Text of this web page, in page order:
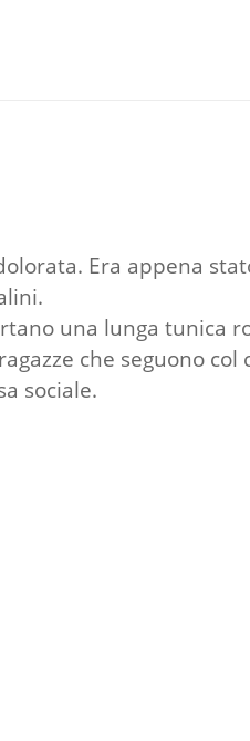
Era appena
una lunga tunica
che seguono
sociale.